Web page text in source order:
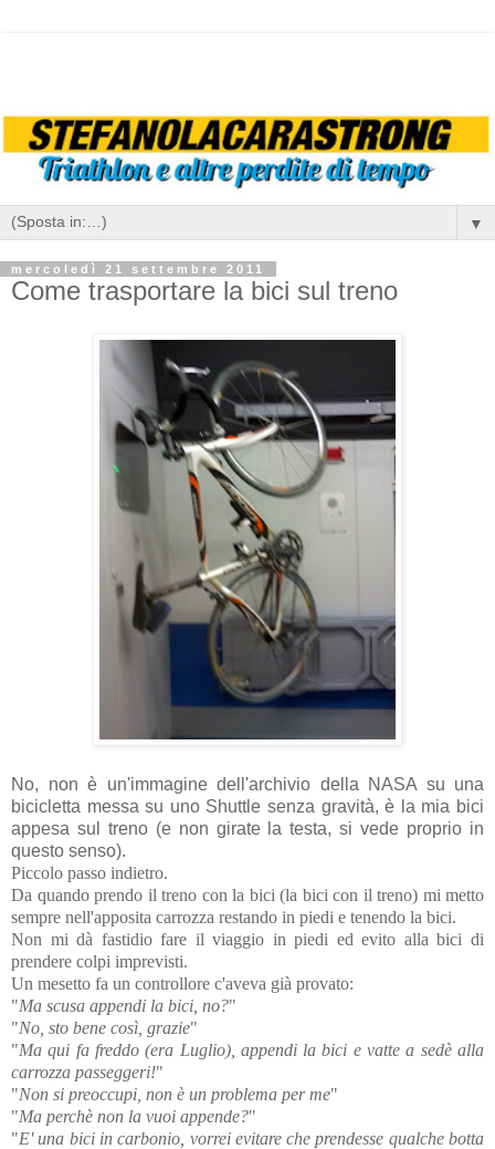
▼
mercoledì 21 settembre 2011
Come trasportare la bici sul treno
No, non è un'immagine dell'archivio della NASA su una
bicicletta messa su uno Shuttle senza gravità, è la mia bici
appesa sul treno (e non girate la testa, si vede proprio in
questo senso).
Piccolo passo indietro.
Da quando prendo il treno con la bici (la bici con il treno) mi metto
sempre nell'apposita carrozza restando in piedi e tenendo la bici.
Non mi dà fastidio fare il viaggio in piedi ed evito alla bici di
prendere colpi imprevisti.
Un mesetto fa un controllore c'aveva già provato:
"Ma scusa appendi la bici, no?"
"No, sto bene così, grazie"
"Ma qui fa freddo (era Luglio), appendi la bici e vatte a sedè alla
carrozza passeggeri!"
"Non si preoccupi, non è un problema per me"
"Ma perchè non la vuoi appende?"
"E' una bici in carbonio, vorrei evitare che prendesse qualche botta